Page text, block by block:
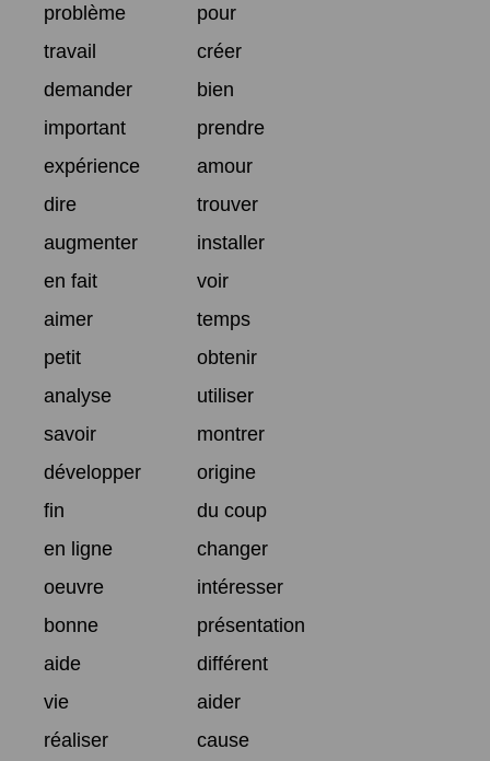
problème
pour
travail
créer
demander
bien
important
prendre
expérience
amour
dire
trouver
augmenter
installer
en fait
voir
aimer
temps
petit
obtenir
analyse
utiliser
savoir
montrer
développer
origine
fin
du coup
en ligne
changer
oeuvre
intéresser
bonne
présentation
aide
différent
vie
aider
réaliser
cause